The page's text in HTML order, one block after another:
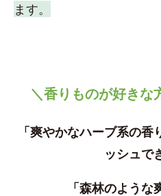
ます。
＼香りものが好きな
「爽やかなハーブ系の
ッシュで
「森林のような